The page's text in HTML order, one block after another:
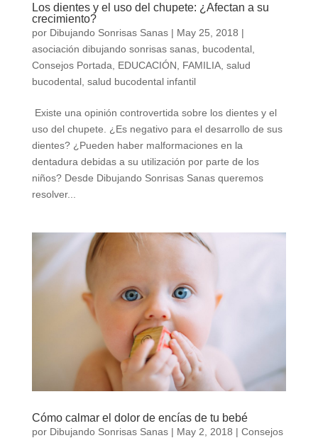
Los dientes y el uso del chupete: ¿Afectan a su
crecimiento?
por Dibujando Sonrisas Sanas| May 25, 2018 |
asociación dibujando sonrisas sanas, bucodental,
Consejos Portada
EDUCACIÓN FAMILIA, salud
bucodental, salud bucodental infantil
Existe una opinión controvertida sobre los dientes y el
uso del chupete. ¿Es negativo para el desarrollo de sus
dientes? ¿Pueden haber malformaciones en la
dentadura debidas a su utilización por parte de los
niños? Desde Dibujando Sonrisas Sanas queremos
resolver...
Cómo calmar el dolor de encías de tu bebé
por Dibujando Sonrisas Sanas| May 2, 2018 | Consejos